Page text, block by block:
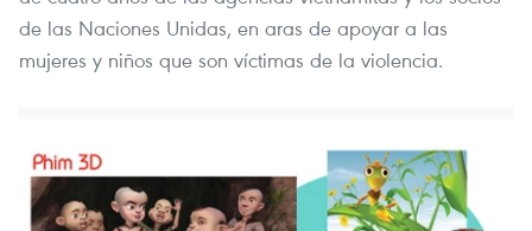
de las Naciones Unidas, en aras de apoyar a las
mujeres y niños que son víctimas de la violencia.